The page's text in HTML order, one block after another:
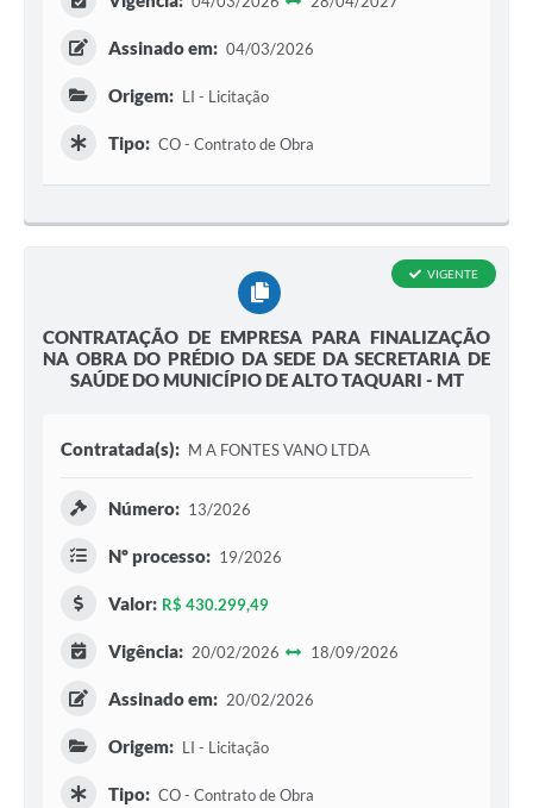
Assinado em: 04/03/2026
Origem: LI - Licitação
Tipo: CO - Contrato de Obra
CONTRATAÇÃO DE EMPRESA PARA FINALIZAÇÃO
NA OBRA DO PRÉDIO DA SEDE DA SECRETARIA DE
SAÚDE DO MUNICÍPIO DE ALTO TAQUARI - MT
VIGENTE
Contratada(s): M A FONTES VANO LTDA
Número: 13/2026
Nº processo: 19/2026
Valor: R$ 430.299,49
Vigência: 20/02/2026 18/09/2026
Assinado em: 20/02/2026
Origem: LI - Licitação
Tipo: CO - Contrato de Obra